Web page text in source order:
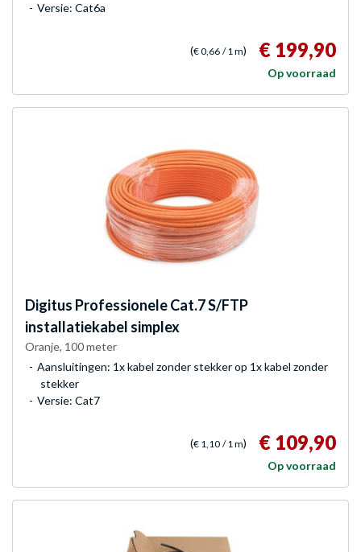
Versie: Cat6a
(€ 0,66 / 1 m) € 199,90
Op voorraad
Digitus Professionele Cat.7 S/FTP
installatiekabel simplex
Oranje, 100 meter
Aansluitingen: 1x kabel zonder stekker op 1x kabel zonder
stekker
Versie: Cat7
(€ 1,10 / 1 m) € 109,90
Op voorraad